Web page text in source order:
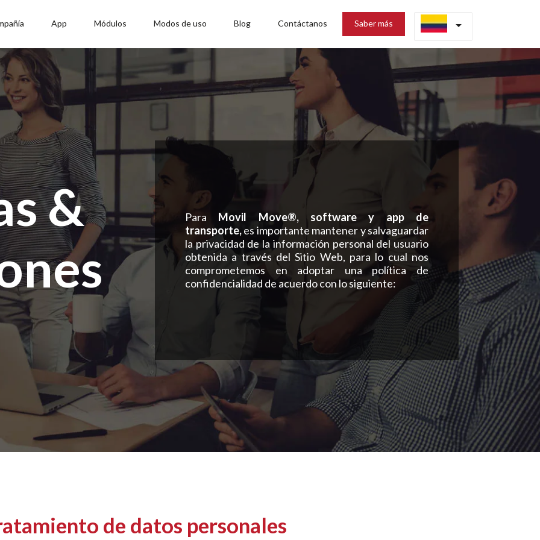
App Módulos Modos de uso Blog Contáctanos Saber más arrow_drop_down
&
Para Movil Move®, software y app de
transporte,es importante mantener y salvaguardar
la privacidad de la información personal del usuario
obtenida a través del Sitio Web, para lo cual nos
comprometemos en adoptar una política de
confidencialidad de acuerdo con lo siguiente:
de datos personales